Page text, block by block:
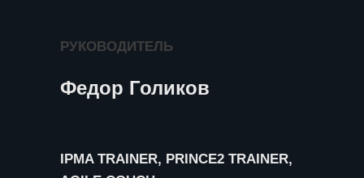
Федор Голиков
РУКОВОДИТЕЛЬ
IPMA TRAINER, PRINCE2 TRAINER,